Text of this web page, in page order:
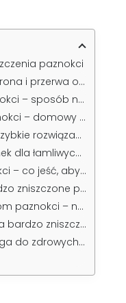
paznokci
Podstawy regeneracji: ochrona i przerwa od chemii
Naturalne olejowanie paznokci – sposób na regenerację
Odżywcze kąpiele dla paznokci – domowy rytuał spa
Maseczki na paznokcie – szybkie rozwiązania domowe
Serum z witaminą E – ratunek dla łamliwych paznokci
Dieta dla zdrowych paznokci – co jeść, aby wspomóc regenerację?
Domowe sposoby na bardzo zniszczone paznokcie – czy działają na stałe?
Zapobieganie uszkodzeniom paznokci – nawyki, które warto wdrożyć
Kiedy domowe sposoby na bardzo zniszczone paznokcie nie wystarczą?
Podsumowanie: Twoja droga do zdrowych i pięknych paznokci